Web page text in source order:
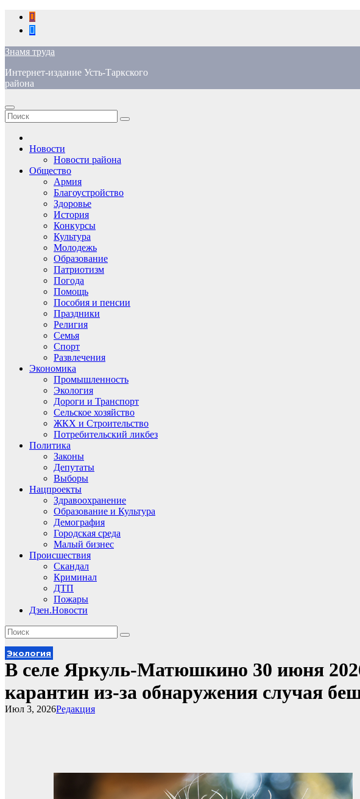
Перейти
содержимому
Знамя труда
Интернет-издание Усть-Таркского
района
Новости
Новости района
Общество
Армия
Благоустройство
Здоровье
История
Конкурсы
Культура
Молодежь
Образование
Патриотизм
Погода
Помощь
Пособия и пенсии
Праздники
Религия
Семья
Спорт
Развлечения
Экономика
Промышленность
Экология
Дороги и Транспорт
Сельское хозяйство
ЖКХ и Строительство
Потребительский ликбез
Политика
Законы
Депутаты
Выборы
Нацпроекты
Здравоохранение
Образование и Культура
Демография
Городская среда
Малый бизнес
Происшествия
Скандал
Криминал
ДТП
Пожары
Дзен.Новости
Экология
В селе Яркуль-Матюшкино 30 июня
карантин из-за обнаружения случая
Редакция
Июл 3, 2026